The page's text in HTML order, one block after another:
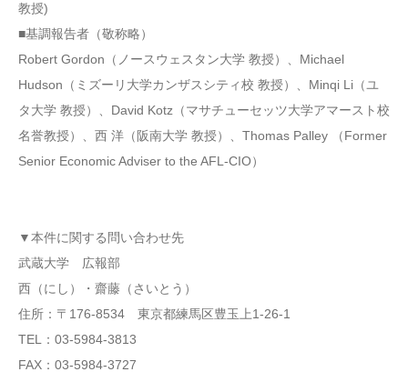
教授)
■基調報告者（敬称略）
Robert Gordon（ノースウェスタン大学 教授）、Michael
Hudson（ミズーリ大学カンザスシティ校 教授）、Minqi Li（ユ
タ大学 教授）、David Kotz（マサチューセッツ大学アマースト校
名誉教授）、西 洋（阪南大学 教授）、Thomas Palley （Former
Senior Economic Adviser to the AFL-CIO）
▼本件に関する問い合わせ先
武蔵大学 広報部
西（にし）・齋藤（さいとう）
住所：〒176-8534 東京都練馬区豊玉上1-26-1
TEL：03-5984-3813
FAX：03-5984-3727